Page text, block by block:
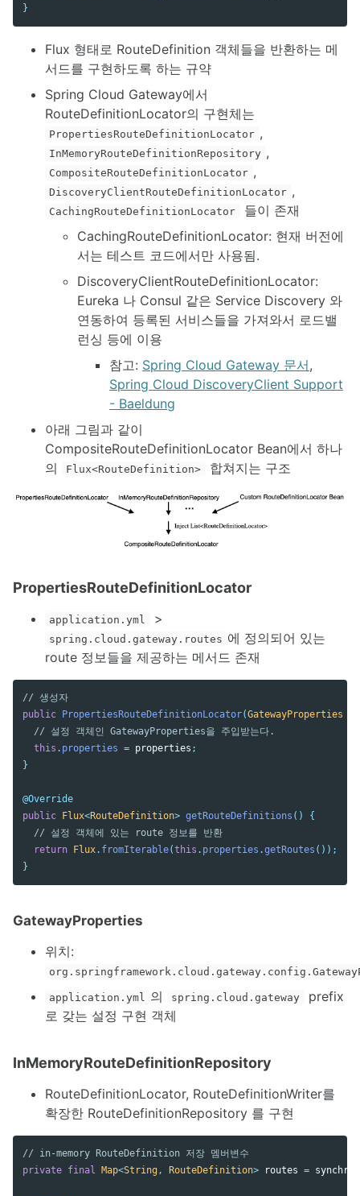
}
Flux 형태로 RouteDefinition 객체들을 반환하는 메
서드를 구현하도록 하는 규약
Spring Cloud Gateway에서
RouteDefinitionLocator의 구현체는
PropertiesRouteDefinitionLocator ,
InMemoryRouteDefinitionRepository ,
CompositeRouteDefinitionLocator ,
DiscoveryClientRouteDefinitionLocator ,
CachingRouteDefinitionLocator
들이 존재
CachingRouteDefinitionLocator: 현재 버전에
서는 테스트 코드에서만 사용됨.
DiscoveryClientRouteDefinitionLocator:
Eureka 나 Consul 같은 Service Discovery 와
연동하여 등록된 서비스들을 가져와서 로드밸
런싱 등에 이용
참고: Spring Cloud Gateway 문서,
Spring Cloud DiscoveryClient Support
- Baeldung
아래 그림과 같이
CompositeRouteDefinitionLocator Bean에서 하나
의
Flux<RouteDefinition> 합쳐지는 구조
PropertiesRouteDefinitionLocator
application.yml >
spring.cloud.gateway.routes 에 정의되어 있는
route 정보들을 제공하는 메서드 존재
// 생성자
public PropertiesRouteDefinitionLocator(GatewayProperties
// 설정 객체인 GatewayProperties을 주입받는다.
this . properties = properties ;
}
@Override
public Flux<RouteDefinition> getRouteDefinitions ()
{
// 설정 객체에 있는 route 정보를 반환
return Flux. fromIterable(this . properties .getRoutes ());
}
GatewayProperties
위치:
application.yml 의 spring.cloud.gateway
prefix
로 갖는 설정 구현 객체
InMemoryRouteDefinitionRepository
RouteDefinitionLocator, RouteDefinitionWriter를
확장한 RouteDefinitionRepository 를 구현
// in-memory RouteDefinition 저장 멤버변수
private final Map<String , RouteDefinition> routes =